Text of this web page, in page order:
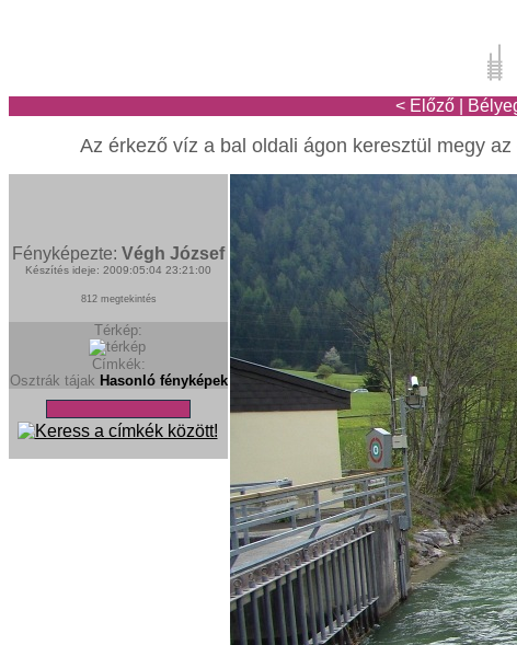
< Előző
Az érkező víz a bal oldali ágon keresztül megy
Fényképezte: Végh József
Készítés ideje: 2009:05:04 23:21:00
812 megtekintés
Térkép:
Címkék:
Osztrák tájak Hasonló fényképek